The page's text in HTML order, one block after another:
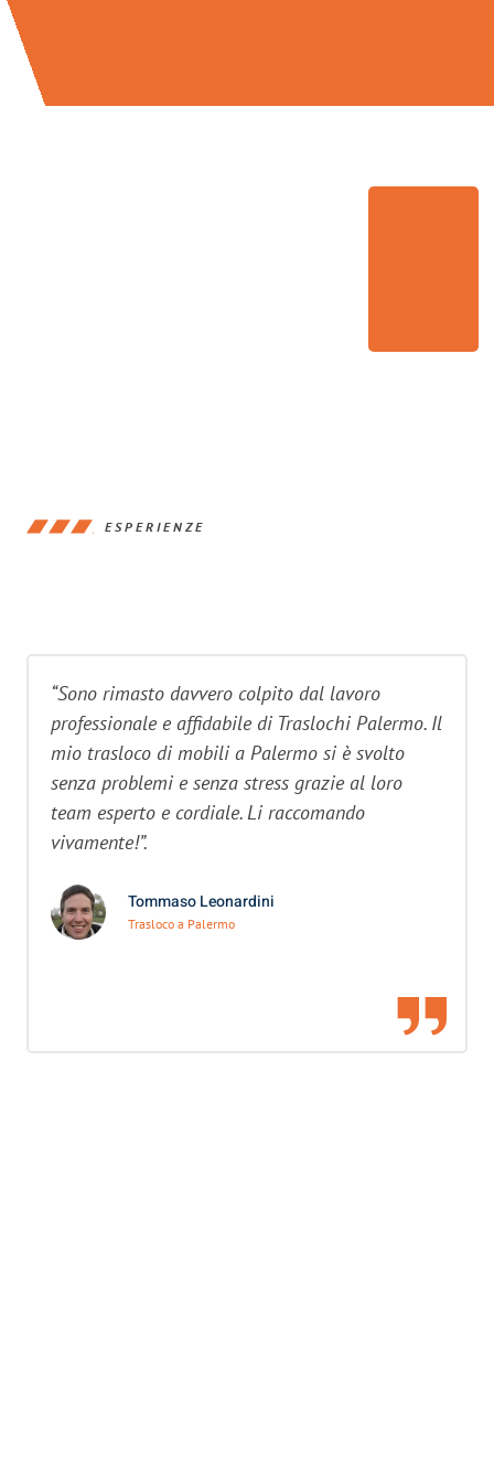
ESPERIENZE
“Sono rimasto davvero colpito dal lavoro
professionale e affidabile di Traslochi Palermo. Il
mio trasloco di mobili a Palermo si è svolto
senza problemi e senza stress grazie al loro
team esperto e cordiale. Li raccomando
vivamente!”.
Tommaso Leonardini
Trasloco a Palermo